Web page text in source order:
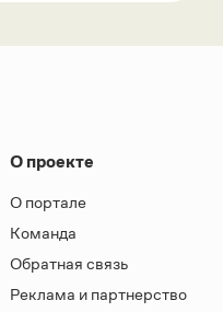
О проекте
О портале
Команда
Обратная связь
Реклама и партнерство